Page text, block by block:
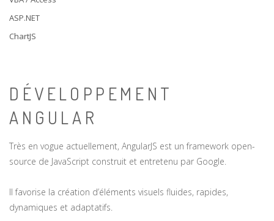
ASP.NET
ChartJS
DÉVELOPPEMENT
ANGULAR
Très en vogue actuellement, AngularJS est un framework open-
source de JavaScript construit et entretenu par Google.
Il favorise la création d’éléments visuels fluides, rapides,
dynamiques et adaptatifs.